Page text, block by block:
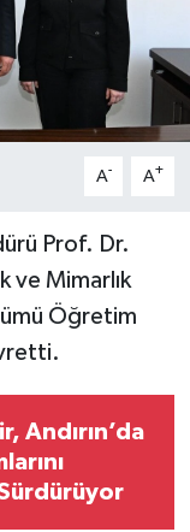
A- A+
Prof. Dr.
ve Mimarlık
Öğretim
Andırın’da